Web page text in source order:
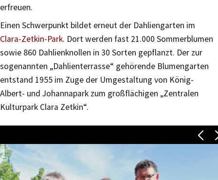
erfreuen.
Einen Schwerpunkt bildet erneut der Dahliengarten im
Clara-Zetkin-Park. Dort werden fast 21.000 Sommerblumen
sowie 860 Dahlienknollen in 30 Sorten gepflanzt. Der zur
sogenannten „Dahlienterrasse“ gehörende Blumengarten
entstand 1955 im Zuge der Umgestaltung von König-
Albert- und Johannapark zum großflächigen „Zentralen
Kulturpark Clara Zetkin“.